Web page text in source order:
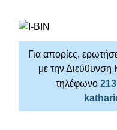
Για απορίες,
με την Διεύθυνση
τηλέφωνο